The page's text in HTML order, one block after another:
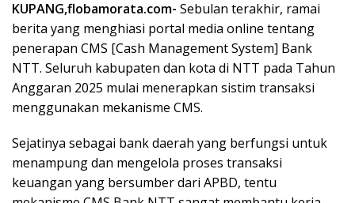
KUPANG,flobamorata.com- Sebulan terakhir, ramai
berita yang menghiasi portal media online tentang
penerapan CMS [Cash Management System] Bank
NTT. Seluruh kabupaten dan kota di NTT pada Tahun
Anggaran 2025 mulai menerapkan sistim transaksi
menggunakan mekanisme CMS.
Sejatinya sebagai bank daerah yang berfungsi untuk
menampung dan mengelola proses transaksi
keuangan yang bersumber dari APBD, tentu